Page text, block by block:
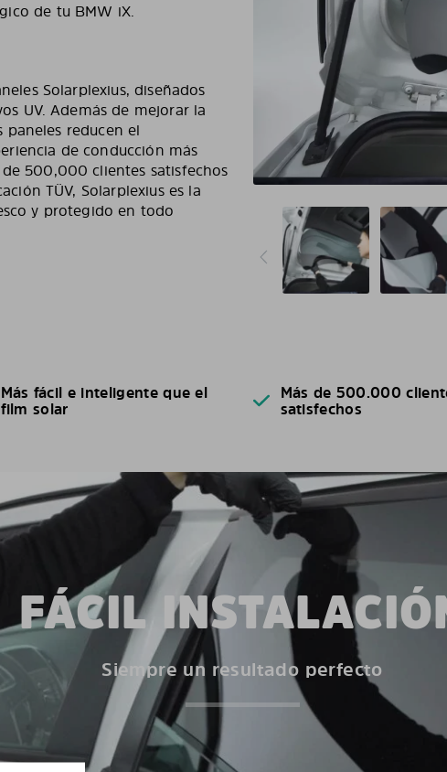
de tu BMW iX.
Solarplexius, diseñados
UV. Además de mejorar la
reducen el
de conducción más
500,000 clientes satisfechos
TÜV, Solarplexius es la
y protegido en todo
Más fácil e inteligente que el
film solar
Más de 500.000
satisfechos
FÁCIL
Siempre un resultado perfecto